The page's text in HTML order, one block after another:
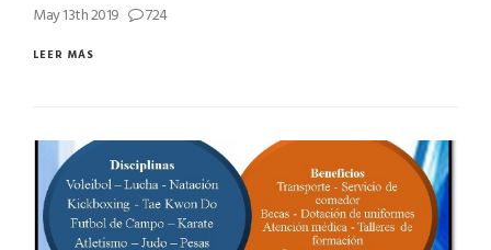
May 13th 2019 724
LEER MÁS